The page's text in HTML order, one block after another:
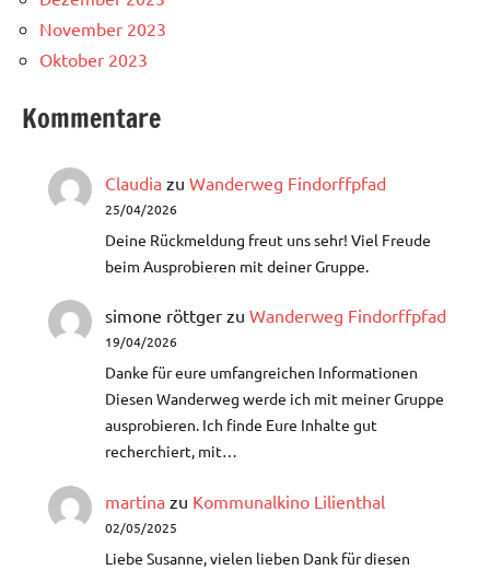
November 2023
Oktober 2023
Kommentare
Claudia zu Wanderweg Findorffpfad
25/04/2026
Deine Rückmeldung freut uns sehr! Viel Freude
beim Ausprobieren mit deiner Gruppe.
simone röttger zu Wanderweg Findorffpfad
19/04/2026
Danke für eure umfangreichen Informationen
Diesen Wanderweg werde ich mit meiner Gruppe
ausprobieren. Ich finde Eure Inhalte gut
recherchiert, mit…
martina zu Kommunalkino Lilienthal
02/05/2025
Liebe Susanne, vielen lieben Dank für diesen